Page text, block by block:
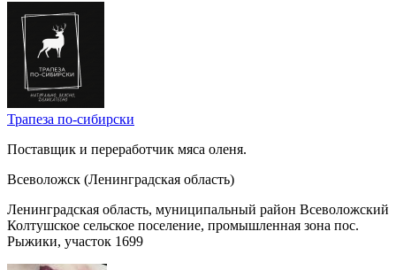
Трапеза по-сибирски
Поставщик и переработчик мяса оленя.
Всеволожск (Ленинградская область)
Ленинградская область, муниципальный район Всеволожский
Колтушское сельское поселение, промышленная зона пос.
Рыжики, участок 1699